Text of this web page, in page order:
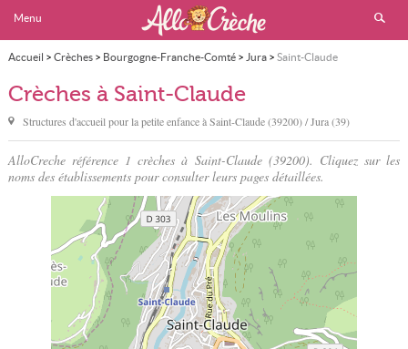
Menu
Accueil > Crèches> Bourgogne-Franche-Comté> Jura> Saint-Claude
Crèches à Saint-Claude
Structures d'accueil pour la petite enfance àSaint-Claude(39200) / Jura (39)
AlloCreche référence 1 crèches à Saint-Claude (39200). Cliquez sur les
noms des établissements pour consulter leurs pages détaillées.